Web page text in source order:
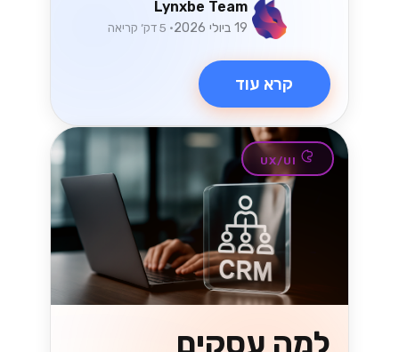
את כללי המשחק לעסקים בישראל! עם
הזדמנויות חדשות ליצירת קשר עם לקוחות,
הגיע הזמן להפוך את התקשורת שלך
ליעילה יותר....
Lynxbe Team
8 ביולי 2026
קרא עוד